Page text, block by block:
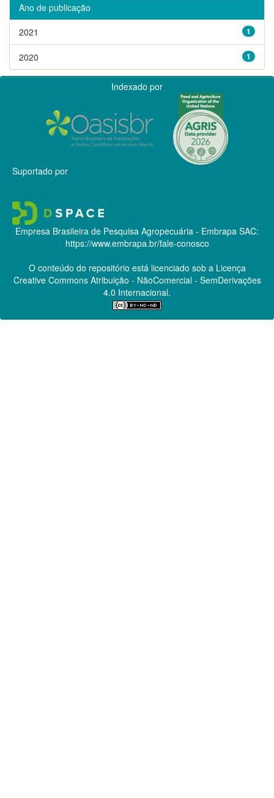
Ano de publicação
1
2021
1
2020
Indexado por
Suportado por
Empresa Brasileira de Pesquisa Agropecuária - Embrapa SAC:
https://www.embrapa.br/fale-conosco
O conteúdo do repositório está licenciado sob a Licença
Creative CommonsAtribuição - NãoComercial - SemDerivações
4.0 Internacional.